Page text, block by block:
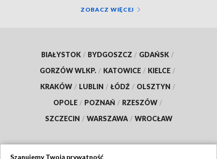
ZOBACZ WIĘCEJ
BIAŁYSTOK / BYDGOSZCZ / GDAŃSK /
GORZÓW WLKP. / KATOWICE / KIELCE /
KRAKÓW / LUBLIN / ŁÓDŹ / OLSZTYN /
OPOLE / POZNAŃ / RZESZÓW /
SZCZECIN / WARSZAWA / WROCŁAW
Szanujemy Twoją prywatność